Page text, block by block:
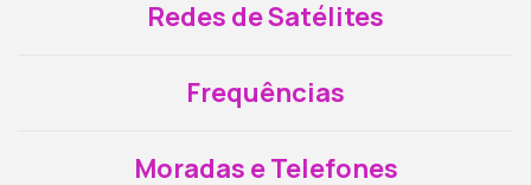
Redes de Satélites
Frequências
Moradas e Telefones